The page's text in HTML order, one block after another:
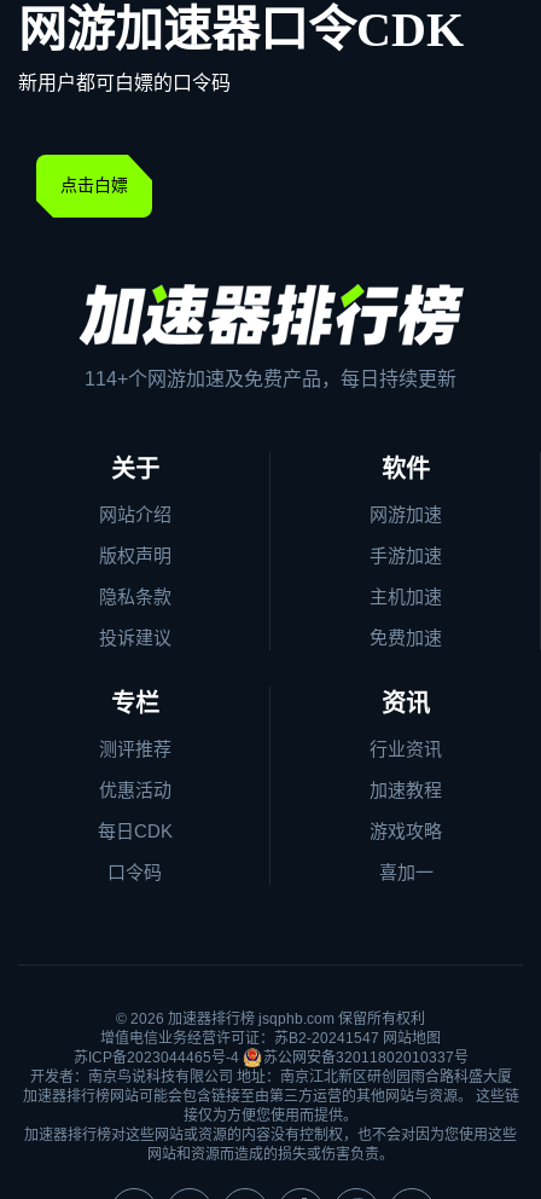
网游加速器口令CDK
新用户都可白嫖的口令码
点击白嫖
114+个网游加速及免费产品，每日持续更新
关于
网站介绍
版权声明
隐私条款
投诉建议
软件
网游加速
手游加速
主机加速
免费加速
专栏
测评推荐
优惠活动
每日CDK
口令码
资讯
行业资讯
加速教程
游戏攻略
喜加一
© 2026 加速器排行榜 jsqphb.com 保留所有权利
增值电信业务经营许可证：苏B2-20241547 网站地图
苏ICP备2023044465号-4
苏公网安备32011802010337号
开发者：南京鸟说科技有限公司 地址：南京江北新区研创园雨合路科盛大厦
加速器排行榜网站可能会包含链接至由第三方运营的其他网站与资源。 这些链
接仅为方便您使用而提供。
加速器排行榜对这些网站或资源的内容没有控制权，也不会对因为您使用这些
网站和资源而造成的损失或伤害负责。